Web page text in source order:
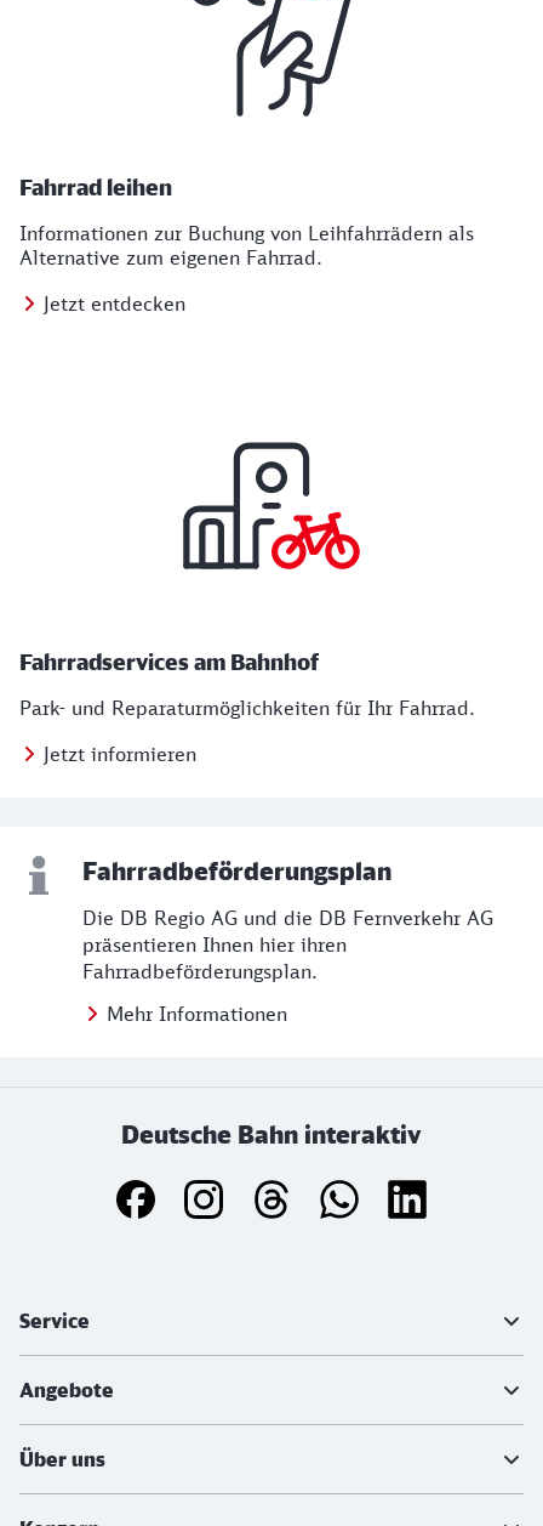
Fahrrad leihen
Informationen zur Buchung von Leihfahrrädern als
Alternative zum eigenen Fahrrad.
Jetzt entdecken
Fahrradservices am Bahnhof
Park- und Reparaturmöglichkeiten für Ihr Fahrrad.
Jetzt informieren
Fahrradbeförderungsplan
Die DB Regio AG und die DB Fernverkehr AG
präsentieren Ihnen hier ihren
Fahrradbeförderungsplan.
Mehr Informationen
Deutsche Bahn interaktiv
Service
Angebote
Über uns